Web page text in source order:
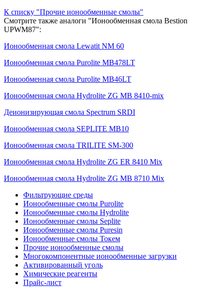
К списку "Прочие ионообменные смолы"
Смотрите также aналоги "Ионообменная смола Bestion
UPWM87":
Ионообменная смола Lewatit NM 60
Ионообменная смола Purolite MB478LT
Ионообменная смола Purolite MB46LT
Ионообменная смола Hydrolite ZG MB 8410-mix
Деионизирующая смола Spectrum SRDI
Ионообменная смола SEPLITE MB10
Ионообменная смола TRILITE SM-300
Ионообменная смола Hydrolite ZG ER 8410 Mix
Ионообменная смола Hydrolite ZG MB 8710 Mix
Фильтрующие среды
Ионообменные смолы Purolite
Ионообменные смолы Hydrolite
Ионообменные смолы Seplite
Ионообменные смолы Puresin
Ионообменные смолы Токем
Прочие ионообменные смолы
Многокомпонентные ионообменные загрузки
Активированный уголь
Химические реагенты
Прайс-лист